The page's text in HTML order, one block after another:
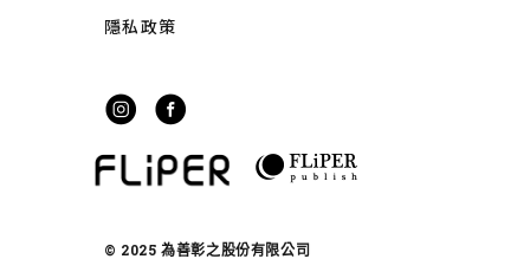
隱私政策
© 2025 為善彰之股份有限公司